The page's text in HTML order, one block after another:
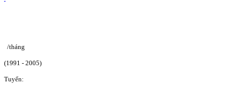
/tháng
(1991 - 2005)
Tuyển: